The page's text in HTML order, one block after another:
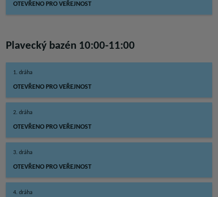
OTEVŘENO PRO VEŘEJNOST
Plavecký bazén 10:00-11:00
1. dráha
OTEVŘENO PRO VEŘEJNOST
2. dráha
OTEVŘENO PRO VEŘEJNOST
3. dráha
OTEVŘENO PRO VEŘEJNOST
4. dráha